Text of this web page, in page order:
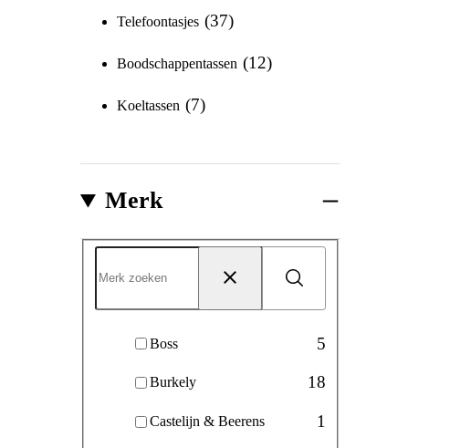
Telefoontasjes 37
Boodschappentassen 12
Koeltassen 7
Merk
Merk
Zoeken
Reset
Boss 5
Burkely 18
Castelijn & Beerens 1